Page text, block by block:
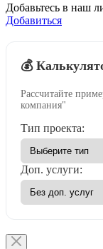
Добавьтесь в наш
Добавиться
💰
Рассчитайте
компания"
Тип проекта:
Доп. услуги: